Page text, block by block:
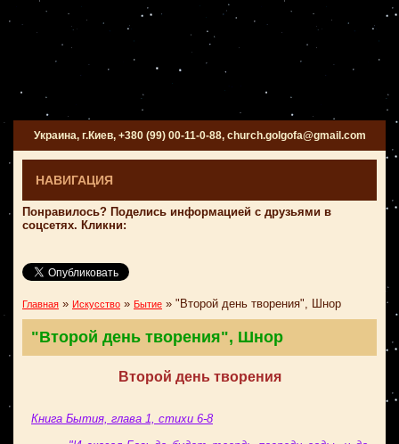
Украина, г.Киев, +380 (99) 00-11-0-88, church.golgofa@gmail.com
НАВИГАЦИЯ
Понравилось? Поделись информацией с друзьями в
соцсетях. Кликни:
Главная » Искусство » Бытие » "Второй день творения", Шнор
"Второй день творения", Шнор
Второй день творения
Книга Бытия, глава 1, стихи 6-8